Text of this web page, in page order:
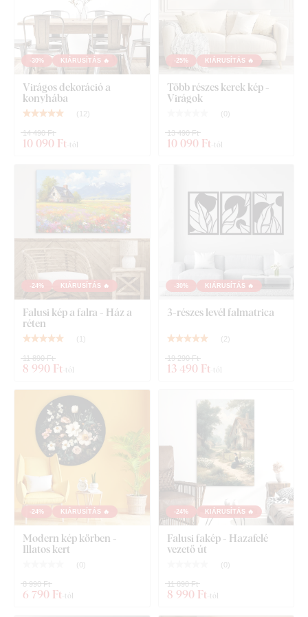
-30% KIÁRUSÍTÁS 🔥
Virágos dekoráció a
konyhába
( 12)
10 090 Ft -tól
14 490 Ft
-25% KIÁRUSÍTÁS 🔥
Több részes kerek kép -
Virágok
( 0)
10 090 Ft -tól
13 490 Ft
-24% KIÁRUSÍTÁS 🔥
Falusi kép a falra - Ház a
réten
( )
8 990 Ft -tól
11 890 Ft
-30% KIÁRUSÍTÁS 🔥
3-részes levél falmatrica
( 2)
13 490 Ft -tól
19 290 Ft
-24% KIÁRUSÍTÁS 🔥
Modern kép körben -
Illatos kert
( 0)
6 790 Ft -tól
8 990 Ft
-24% KIÁRUSÍTÁS 🔥
Falusi fakép - Hazafelé
vezető út
( 0)
8 990 Ft -tól
11 890 Ft